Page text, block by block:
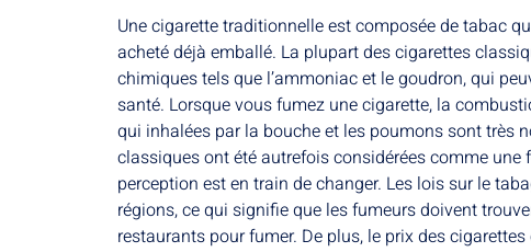
Une cigarette traditionnelle est composée de tabac
acheté déjà emballé. La plupart des cigarettes
chimiques tels que l’ammoniac et le goudron, qui
santé. Lorsque vous fumez une cigarette, la
qui inhalées par la bouche et les poumons sont très
classiques ont été autrefois considérées comme
perception est en train de changer. Les lois sur le
régions, ce qui signifie que les fumeurs doivent
restaurants pour fumer. De plus, le prix des